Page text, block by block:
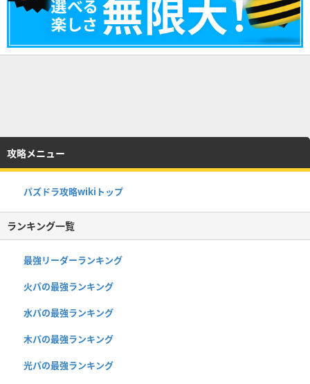
攻略メニュー
パズドラ攻略wikiトップ
ランキング一覧
最強リーダーランキング
火パの最強ランキング
水パの最強ランキング
木パの最強ランキング
光パの最強ランキング